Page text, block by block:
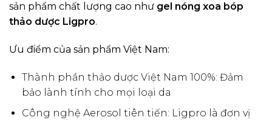
sản phẩm chất lượng cao như gel nóng xoa bóp
thảo dược Ligpro.
Ưu điểm của sản phẩm Việt Nam:
Thành phần thảo dược Việt Nam 100%: Đảm
bảo lành tính cho mọi loại da
Công nghệ Aerosol tiên tiến: Ligpro là đơn vị